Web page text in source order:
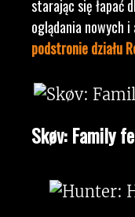
starając się łapać
oglądania nowych
podstronie działu
Skøv: Family